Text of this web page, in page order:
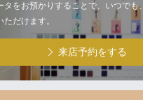
タをお預かりすることで、いつでも
だけます。
来店予約をする